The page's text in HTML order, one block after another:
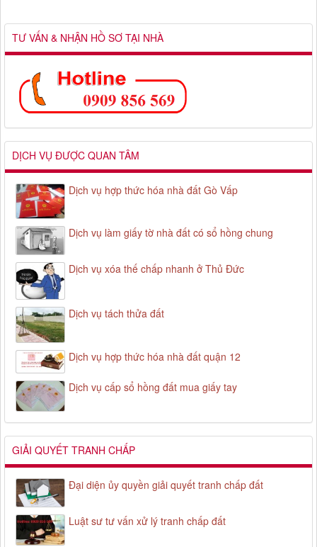
TƯ VẤN & NHẬN HỒ SƠ TẠI NHÀ
DỊCH VỤ ĐƯỢC QUAN TÂM
Dịch vụ hợp thức hóa nhà đất Gò Vấp
Dịch vụ làm giấy tờ nhà đất có sổ hồng chung
Dịch vụ xóa thế chấp nhanh ở Thủ Đức
Dịch vụ tách thửa đất
Dịch vụ hợp thức hóa nhà đất quận 12
Dịch vụ cấp sổ hồng đất mua giấy tay
GIẢI QUYẾT TRANH CHẤP
Đại diện ủy quyền giải quyết tranh chấp đất
Luật sư tư vấn xử lý tranh chấp đất